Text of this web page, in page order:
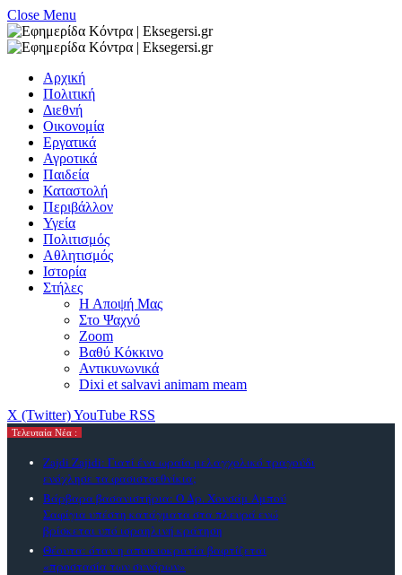
Close Menu
Αρχική
Πολιτική
Διεθνή
Οικονομία
Εργατικά
Αγροτικά
Παιδεία
Καταστολή
Περιβάλλον
Υγεία
Πολιτισμός
Αθλητισμός
Ιστορία
Στήλες
Η Αποψή Μας
Στο Ψαχνό
Zoom
Βαθύ Κόκκινο
Αντικυνωνικά
Dixi et salvavi animam meam
X (Twitter)YouTube RSS
Τελευταία Νέα :
Zajdi Ζajidi: Γιατί ένα ωραίο μελαγχολικό τραγούδι
ενόχλησε τα φασιστοεθνίκια;
Βάρβαρα βασανιστήρια: Ο Δρ. Χουσάμ Αμπού
Σαφίγια υπέστη κατάγματα στα πλευρά ενώ
βρίσκεται υπό ισραηλινή κράτηση
Θέουτα: όταν η αποικιοκρατία βαφτίζεται
«προστασία των συνόρων»